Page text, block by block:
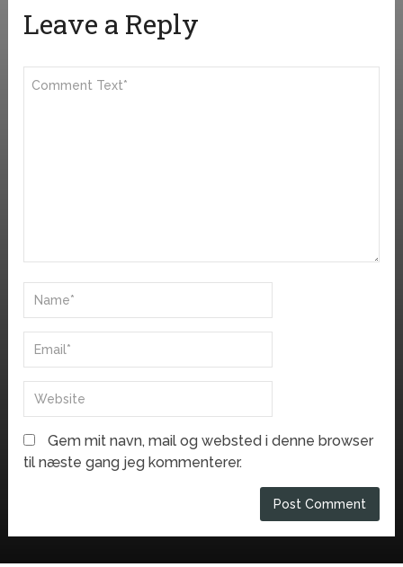
Leave a Reply
Gem mit navn, mail og websted i denne browser
til næste gang jeg kommenterer.